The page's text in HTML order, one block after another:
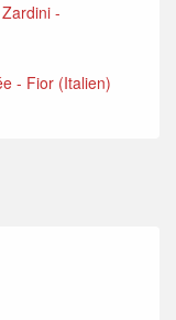
-
- Fior (Italien)